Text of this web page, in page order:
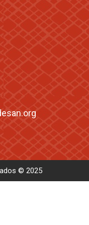
© 2025